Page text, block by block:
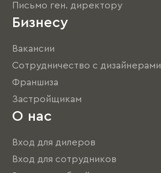
Письмо ген. директору
Бизнесу
Вакансии
Сотрудничество с дизайнерами
Франшиза
Застройщикам
О нас
Вход для дилеров
Вход для сотрудников